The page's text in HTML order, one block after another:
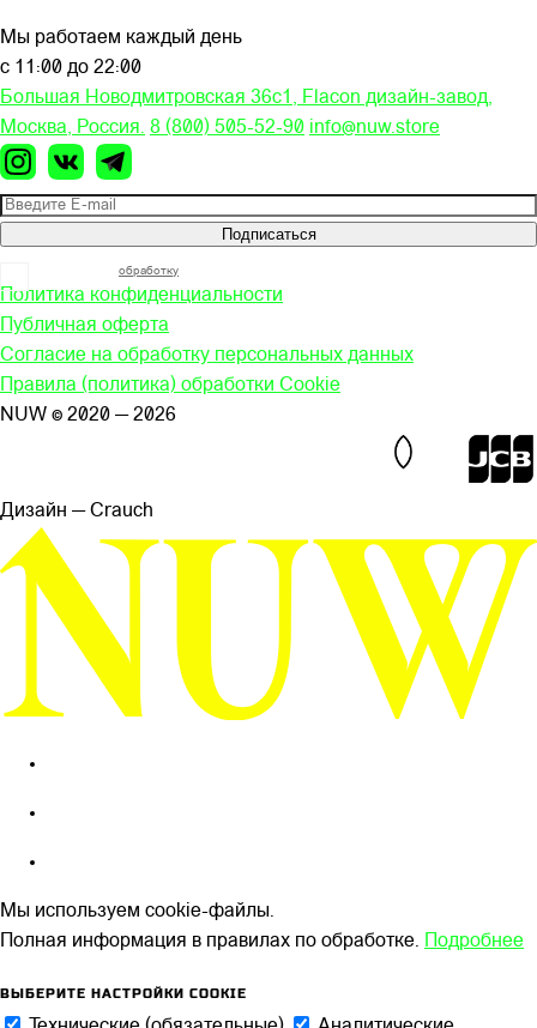
Мы работаем каждый день
с 11:00 до 22:00
Большая Новодмитровская 36c1, Flacon дизайн-завод,
Москва, Россия. 8 (800) 505-52-90 info@nuw.store
Подписаться
обработку
Политика конфиденциальности
Публичная оферта
Согласие на обработку персональных данных
Правила (политика) обработки Cookie
NUW © 2020 — 2026
Дизайн — Сrauch
Мы используем cookie-файлы.
Полная информация в правилах по обработке.
Подробнее
ВЫБЕРИТЕ НАСТРОЙКИ COOKIE